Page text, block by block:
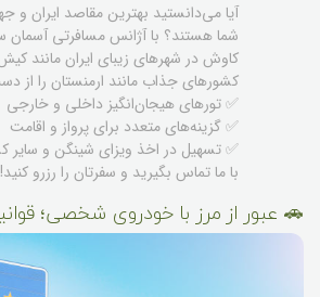
آیا می‌دانستید بهترین مقاصد ایران و
شما هستند؟ با آژانس مسافرتی
کاوش در شهرهای زیبای ایران مانند
کشورهای جذاب مانند ارمنستان را از
✅ تورهای هیجان‌انگیز داخلی و خارجی
✅ گزینه‌های متعدد برای پرواز و اقامت
✅ تسهیل در اخذ ویزای شینگن و سایر
با ما تماس بگیرید و سفرتان را رزرو کنید!
🚗 عبور از مرز با خودروی شخصی؛